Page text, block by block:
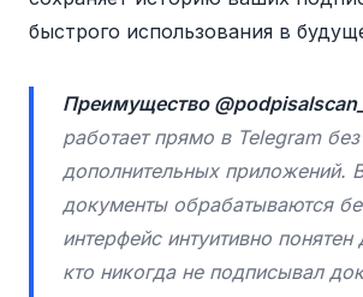
быстрого использования в
Преимущество
работает прямо в Telegram
дополнительных приложений.
документы обрабатываются
интерфейс интуитивно
кто никогда не подписывал